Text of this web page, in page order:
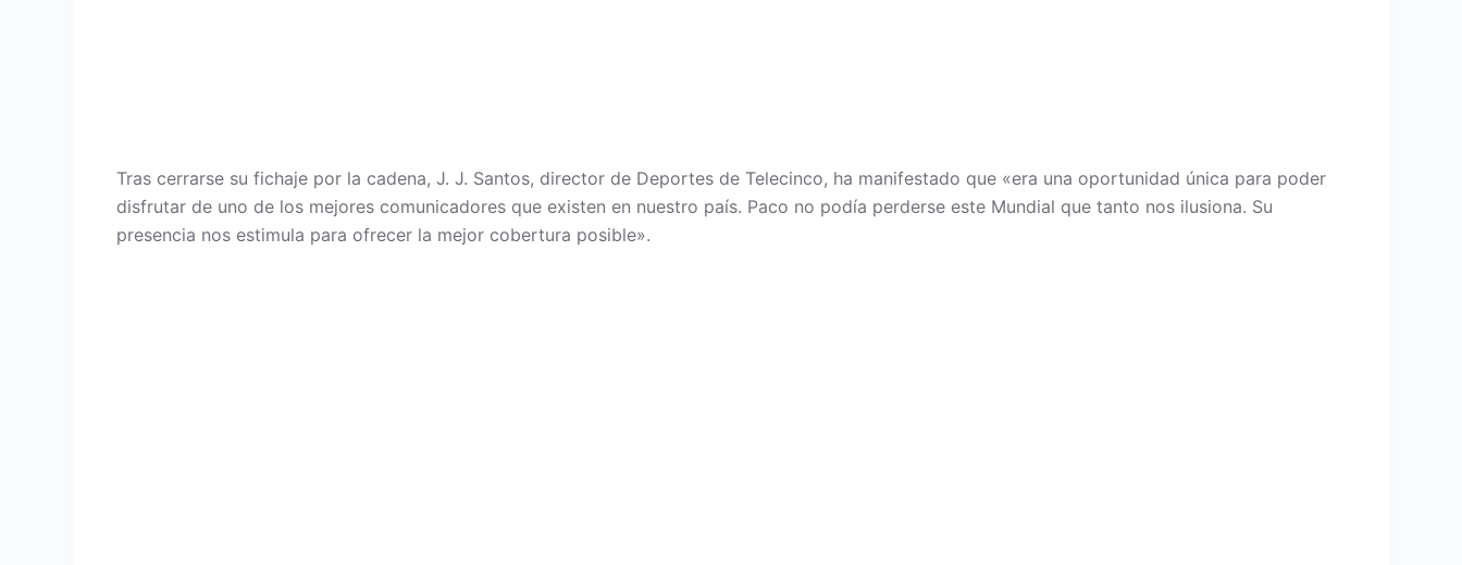
Tras cerrarse su fichaje por la cadena, J. J. Santos, director de Deportes de Telecinco, ha manifestado que «era una oportunidad única para poder
disfrutar de uno de los mejores comunicadores que existen en nuestro país. Paco no podía perderse este Mundial que tanto nos ilusiona. Su
presencia nos estimula para ofrecer la mejor cobertura posible».